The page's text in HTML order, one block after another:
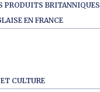
PRODUITS BRITANNIQUES
EN FRANCE
CULTURE